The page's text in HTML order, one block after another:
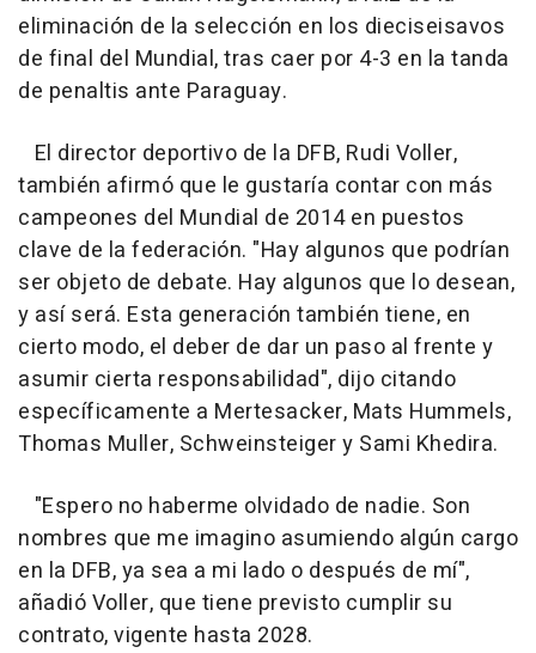
eliminación de la selección en los dieciseisavos
de final del Mundial, tras caer por 4-3 en la tanda
de penaltis ante Paraguay.
El director deportivo de la DFB, Rudi Voller,
también afirmó que le gustaría contar con más
campeones del Mundial de 2014 en puestos
clave de la federación. "Hay algunos que podrían
ser objeto de debate. Hay algunos que lo desean,
y así será. Esta generación también tiene, en
cierto modo, el deber de dar un paso al frente y
asumir cierta responsabilidad", dijo citando
específicamente a Mertesacker, Mats Hummels,
Thomas Muller, Schweinsteiger y Sami Khedira.
"Espero no haberme olvidado de nadie. Son
nombres que me imagino asumiendo algún cargo
en la DFB, ya sea a mi lado o después de mí",
añadió Voller, que tiene previsto cumplir su
contrato, vigente hasta 2028.